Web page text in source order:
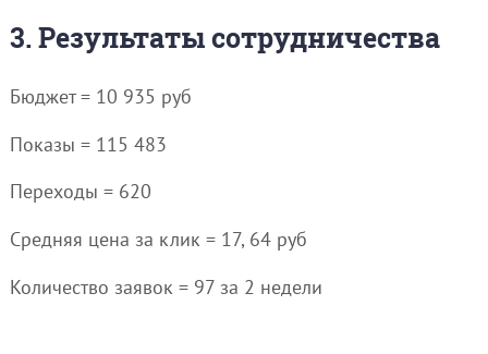
3. Результаты сотрудничества
Бюджет = 10 935 руб
Показы = 115 483
Переходы = 620
Средняя цена за клик = 17, 64 руб
Количество заявок = 97 за 2 недели